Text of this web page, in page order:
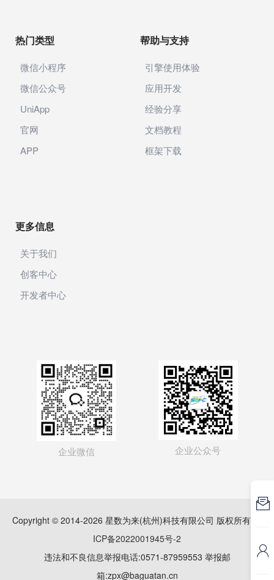
热门类型
微信小程序
微信公众号
UniApp
官网
APP
帮助与支持
引擎使用体验
应用开发
经验分享
文档教程
框架下载
更多信息
关于我们
创客中心
开发者中心
企业微信 企业公众号
Copyright © 2014-2026 星数为来(杭州)科技有限公司 版权所有
ICP备2022001945号-2
违法和不良信息举报电话:0571-87959553 举报邮
箱:zpx@baguatan.cn

